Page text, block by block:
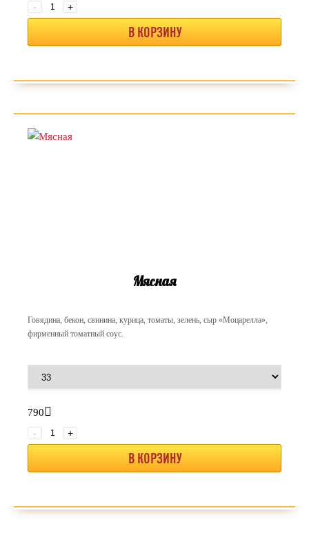
-
+
В КОРЗИНУ
Мясная
Говядина, бекон, свинина, курица, томаты, зелень, сыр «Моцарелла»,
фирменный томатный соус.
790
-
+
В КОРЗИНУ